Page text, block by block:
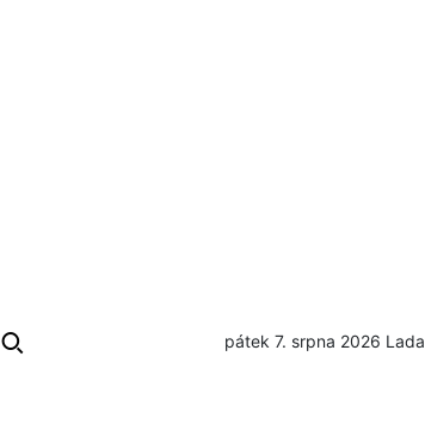
pátek 7. srpna 2026 Lada